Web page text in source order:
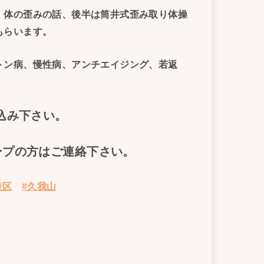
の歪みの話、後半は筒井式歪み取り体操
います。
病、慢性病、アンチエイジング、若返
み下さい。
の方はご連絡下さい。
区 #久我山